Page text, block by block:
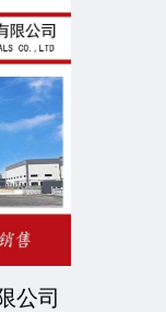
公司